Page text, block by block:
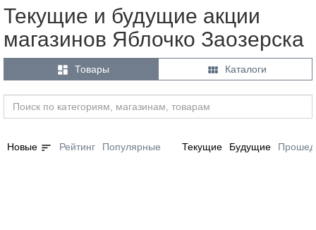
Текущие и будущие акции
магазинов Яблочко Заозерска
 Товары  Каталоги
Новые sort Рейтинг Популярные Текущие Будущие